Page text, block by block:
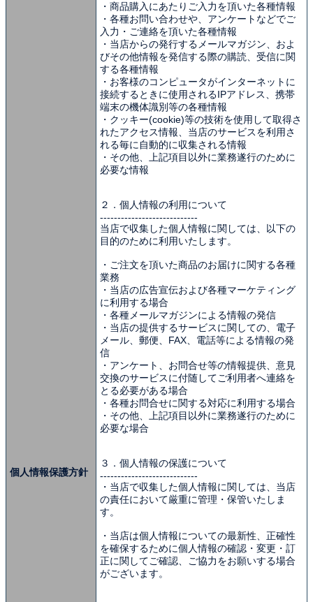
個人情報保護方針
・商品購入にあたりご入力を頂いた各種情報
・各種お問い合わせや、アンケートなどでご
入力・ご連絡を頂いた各種情報
・当店からの発行するメールマガジン、およ
びその他情報を発信する際の購読、受信に関
する各種情報
・お客様のコンピュータがインターネットに
接続するときに使用されるIPアドレス、携帯
端末の機体識別等の各種情報
・クッキー(cookie)等の技術を使用して取得さ
れたアクセス情報、当店のサービスを利用さ
れる毎に自動的に収集される情報
・その他、上記項目以外に業務遂行のために
必要な情報
２．個人情報の利用について
----------------------------
当店で収集した個人情報に関しては、以下の
目的のために利用いたします。
・ご注文を頂いた商品のお届けに関する各種
業務
・当店の広告宣伝および各種マーケティング
に利用する場合
・各種メールマガジンによる情報の発信
・当店の提供するサービスに関しての、電子
メール、郵便、FAX、電話等による情報の発
信
・アンケート、お問合せ等の情報提供、意見
交換のサービスに付随してご利用者へ連絡を
とる必要がある場合
・各種お問合せに関する対応に利用する場合
・その他、上記項目以外に業務遂行のために
必要な場合
３．個人情報の保護について
----------------------------
・当店で収集した個人情報に関しては、当店
の責任において厳重に管理・保管いたしま
す。
・当店は個人情報についての最新性、正確性
を確保するために個人情報の確認・変更・訂
正に関してご確認、ご協力をお願いする場合
がございます。